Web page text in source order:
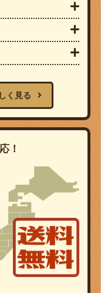
く見る
！